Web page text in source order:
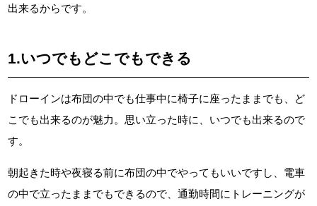
出来るからです。
1.いつでもどこでもできる
ドローインは布団の中でも仕事中に椅子に座ったままでも、ど
こでも出来るのが魅力。思い立った時に、いつでも出来るので
す。
朝起きた時や夜寝る前に布団の中でやってもいいですし、電車
の中で立ったままでもできるので、通勤時間にトレーニングが